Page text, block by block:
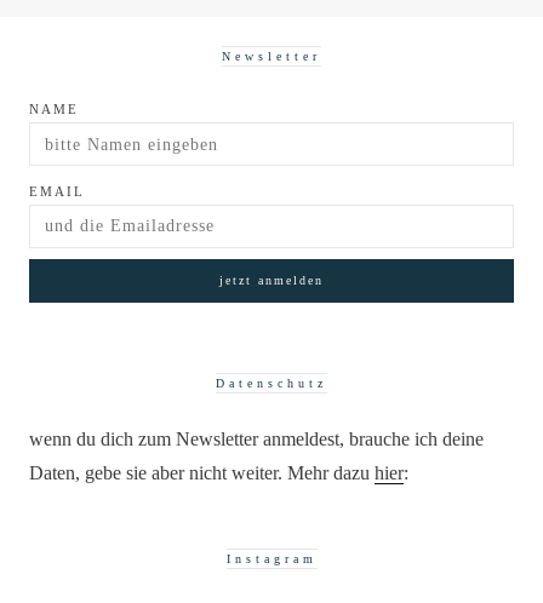
Newsletter
NAME
EMAIL
Datenschutz
wenn du dich zum Newsletter anmeldest, brauche ich deine
Daten, gebe sie aber nicht weiter. Mehr dazu hier:
Instagram